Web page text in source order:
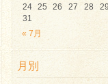
« 7月
24
25 26 27 28 29
31
月別